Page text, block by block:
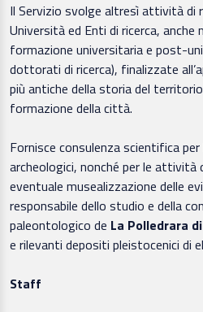
Il Servizio svolge altresì attività di
Università ed Enti di ricerca, anche
formazione universitaria e post-
dottorati di ricerca), finalizzate
più antiche della storia del
formazione della città.
Fornisce consulenza scientifica
archeologici, nonché per le
eventuale musealizzazione delle
responsabile dello studio e della
paleontologico de La Polledrara
e rilevanti depositi pleistocenici di
Staff